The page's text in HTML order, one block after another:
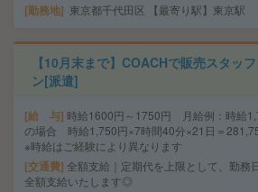
勤務地 東京都千代田区 【最寄り駅】東京駅
【10月末まで】COACHで販売スタッ
ン[派遣]
給 与 時給1600円～1750円 月給例：時給
の場合 時給1,750円×7時間40分×21日＝
※時給はご経験により異なります
交通費 全額支給｜定期代を上限として、勤務
全額支給いたします◎